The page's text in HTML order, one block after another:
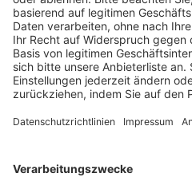
BFV-Geschäftsstellen
Trainerbörse
Login SpielPlus
FOLGE DEM BFV